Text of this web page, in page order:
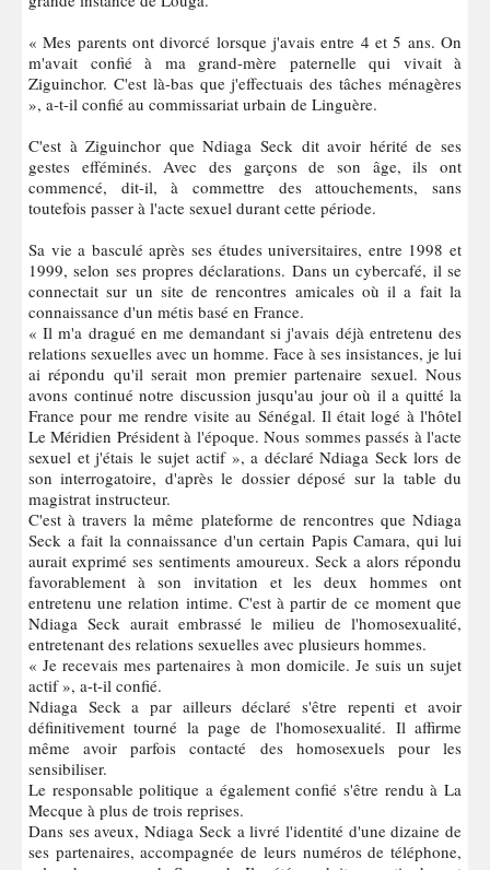
« Mes parents ont divorcé lorsque j'avais entre 4 et 5 ans. On
m'avait confié à ma grand-mère paternelle qui vivait à
Ziguinchor. C'est là-bas que j'effectuais des tâches ménagères
», a-t-il confié au commissariat urbain de Linguère.
C'est à Ziguinchor que Ndiaga Seck dit avoir hérité de ses
gestes efféminés. Avec des garçons de son âge, ils ont
commencé, dit-il, à commettre des attouchements, sans
toutefois passer à l'acte sexuel durant cette période.
Sa vie a basculé après ses études universitaires, entre 1998 et
1999, selon ses propres déclarations. Dans un cybercafé, il se
connectait sur un site de rencontres amicales où il a fait la
connaissance d'un métis basé en France.
« Il m'a dragué en me demandant si j'avais déjà entretenu des
relations sexuelles avec un homme. Face à ses insistances, je lui
ai répondu qu'il serait mon premier partenaire sexuel. Nous
avons continué notre discussion jusqu'au jour où il a quitté la
France pour me rendre visite au Sénégal. Il était logé à l'hôtel
Le Méridien Président à l'époque. Nous sommes passés à l'acte
sexuel et j'étais le sujet actif », a déclaré Ndiaga Seck lors de
son interrogatoire, d'après le dossier déposé sur la table du
magistrat instructeur.
C'est à travers la même plateforme de rencontres que Ndiaga
Seck a fait la connaissance d'un certain Papis Camara, qui lui
aurait exprimé ses sentiments amoureux. Seck a alors répondu
favorablement à son invitation et les deux hommes ont
entretenu une relation intime. C'est à partir de ce moment que
Ndiaga Seck aurait embrassé le milieu de l'homosexualité,
entretenant des relations sexuelles avec plusieurs hommes.
« Je recevais mes partenaires à mon domicile. Je suis un sujet
actif », a-t-il confié.
Ndiaga Seck a par ailleurs déclaré s'être repenti et avoir
définitivement tourné la page de l'homosexualité. Il affirme
même avoir parfois contacté des homosexuels pour les
sensibiliser.
Le responsable politique a également confié s'être rendu à La
Mecque à plus de trois reprises.
Dans ses aveux, Ndiaga Seck a livré l'identité d'une dizaine de
ses partenaires, accompagnée de leurs numéros de téléphone,